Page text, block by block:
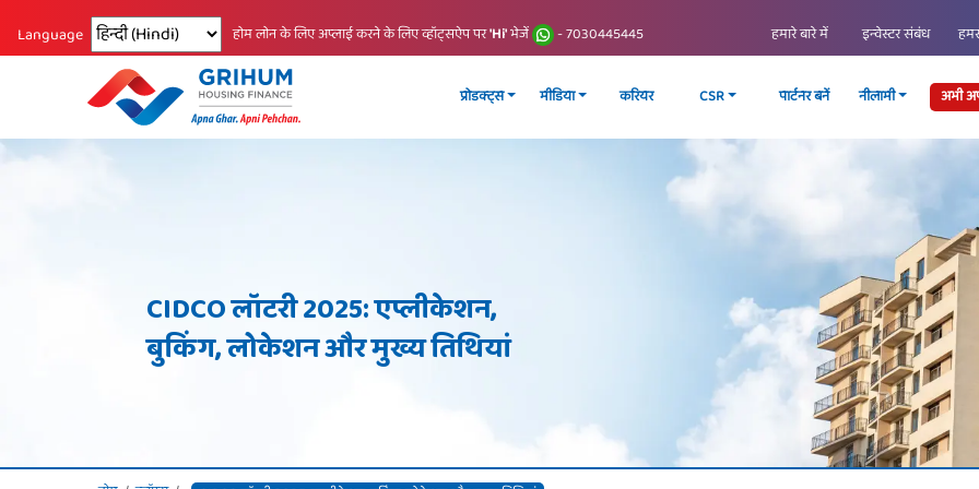
Language Changing language reloads the page.
होम लोन के लिए अप्लाई करने के लिए व्हॉट्सऐप पर'Hi'भेजें - 7030445445 हमारे बारे में इन्वेस्टर संबंध
प्रोडक्ट्स मीडिया करियर CSR पार्टनर बनें नीलामी अभी
CIDCO लॉटरी 2025: एप्लीकेशन,
बुकिंग, लोकेशन और मुख्य तिथियां